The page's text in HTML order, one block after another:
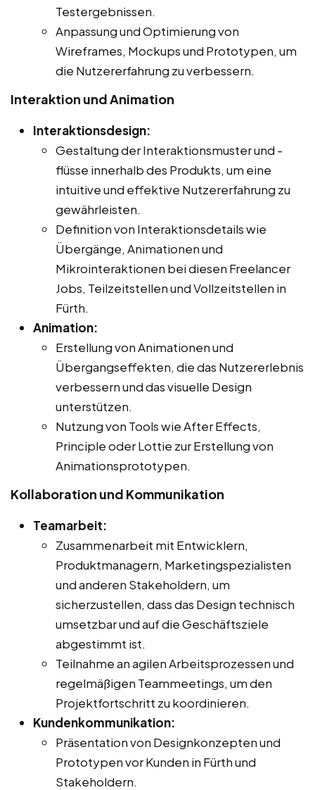
Testergebnissen.
Anpassung und Optimierung von
Wireframes, Mockups und Prototypen, um
die Nutzererfahrung zu verbessern.
Interaktion und Animation
Interaktionsdesign:
Gestaltung der Interaktionsmuster und -
flüsse innerhalb des Produkts, um eine
intuitive und effektive Nutzererfahrung zu
gewährleisten.
Definition von Interaktionsdetails wie
Übergänge, Animationen und
Mikrointeraktionen bei diesen Freelancer
Jobs, Teilzeitstellen und Vollzeitstellen in
Fürth.
Animation:
Erstellung von Animationen und
Übergangseffekten, die das Nutzererlebnis
verbessern und das visuelle Design
unterstützen.
Nutzung von Tools wie After Effects,
Principle oder Lottie zur Erstellung von
Animationsprototypen.
Kollaboration und Kommunikation
Teamarbeit:
Zusammenarbeit mit Entwicklern,
Produktmanagern, Marketingspezialisten
und anderen Stakeholdern, um
sicherzustellen, dass das Design technisch
umsetzbar und auf die Geschäftsziele
abgestimmt ist.
Teilnahme an agilen Arbeitsprozessen und
regelmäßigen Teammeetings, um den
Projektfortschritt zu koordinieren.
Kundenkommunikation:
Präsentation von Designkonzepten und
Prototypen vor Kunden in Fürth und
Stakeholdern.